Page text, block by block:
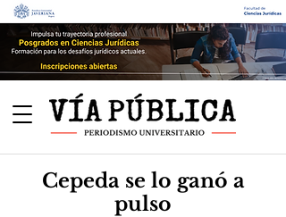
Cepeda se lo ganó a
pulso